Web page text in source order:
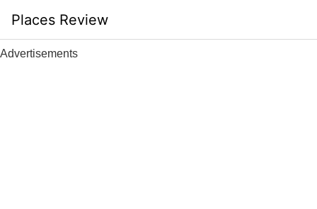
content
Places Review
Advertisements